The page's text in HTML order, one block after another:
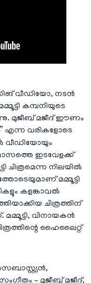
വീഡിയോ, നടൻ
കമ്പനിയുടെ
മുജീബ് മജീദ് ഈണം
” എന്ന വരികളോടെ
വീഡിയോയും
ഇടവേളക്ക്
ചിത്രമെന്ന നിലയിൽ
മമ്മൂട്ടി
കളങ്കാവൽ
ചിത്രത്തിന്
മമ്മൂട്ടി, വിനായകൻ
ഹൈലൈറ്റ്
– മുജീബ് മജീദ്,